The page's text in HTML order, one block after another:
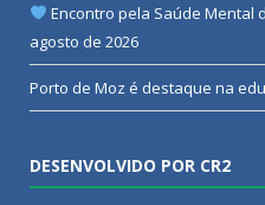
Encontro pela Saúde Mental
agosto de 2026
Porto de Moz é destaque na
DESENVOLVIDO POR CR2